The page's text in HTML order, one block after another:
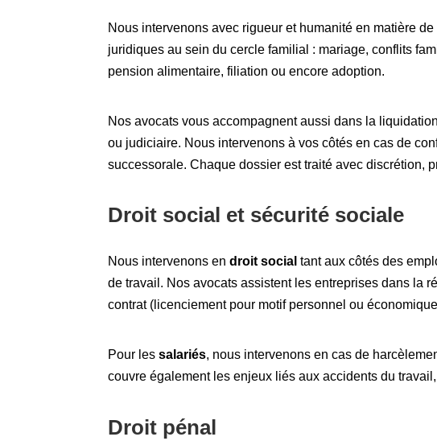
Nous intervenons avec rigueur et humanité en matière de
juridiques au sein du cercle familial : mariage, conflits
pension alimentaire, filiation ou encore adoption.
Nos avocats vous accompagnent aussi dans la
ou judiciaire. Nous intervenons à vos côtés en cas de
successorale. Chaque dossier est traité avec discrétion,
Droit social et sécurité sociale
Nous intervenons endroit social tant aux côtés des
de travail. Nos avocats assistent les entreprises dans la
contrat (licenciement pour motif personnel ou
Pour lessalariés, nous intervenons en cas de
couvre également les enjeux liés aux accidents du
Droit pénal